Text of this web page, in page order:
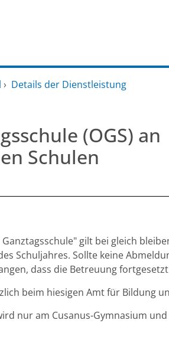
› Details der Dienstleistung
(OGS) an
Schulen
gilt bei gleich
Schuljahres. Sollte keine
dass die Betreuung
beim hiesigen Amt für Bildung
nur am Cusanus-Gymnasium